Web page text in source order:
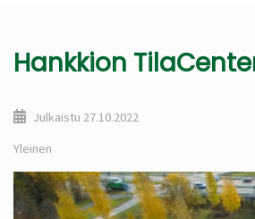
Hankkion
Julkaistu 27.10.2022
Yleinen